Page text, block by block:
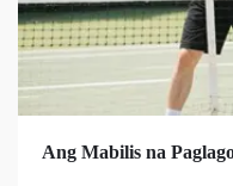
Ang Mabilis na